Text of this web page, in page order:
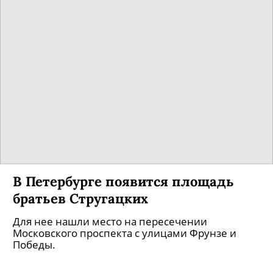
В Петербурге появится площадь
братьев Стругацких
Для нее нашли место на пересечении
Московского проспекта с улицами Фрунзе и
Победы.